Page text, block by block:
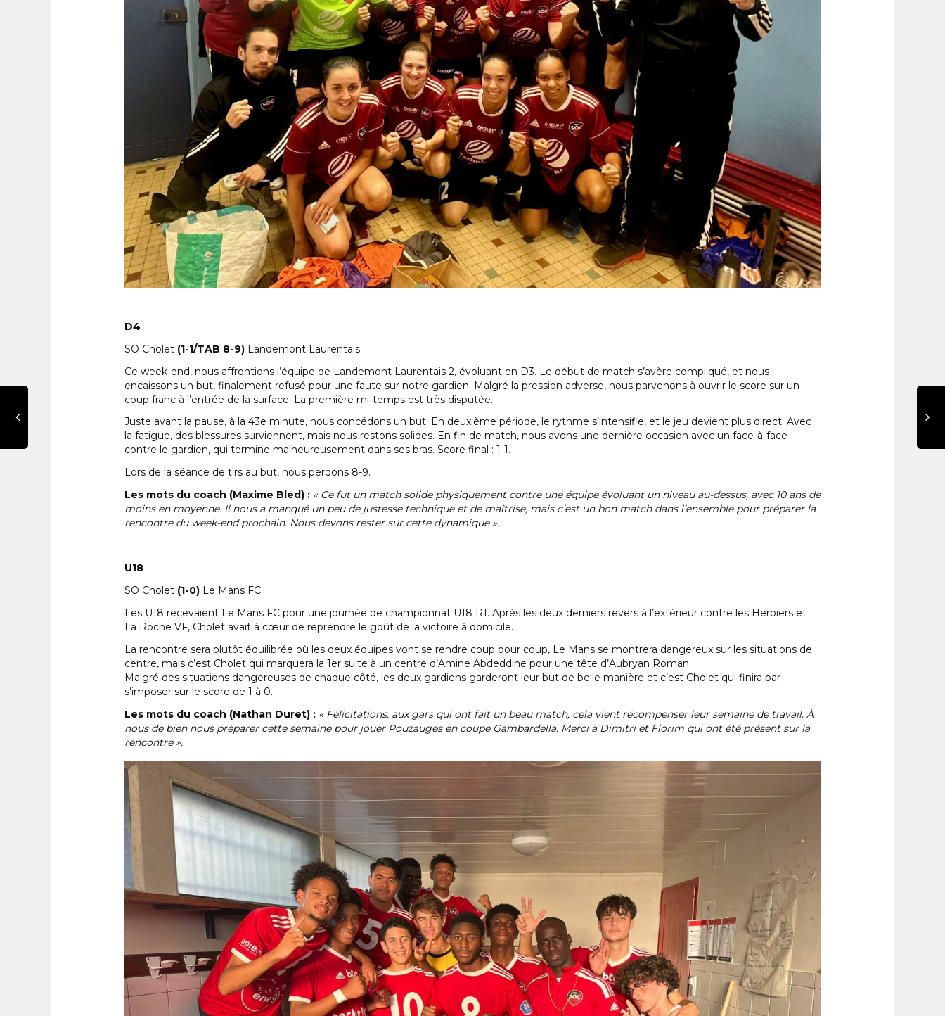
D4
SO Cholet (1-1/TAB 8-9) Landemont Laurentais
Ce week-end, nous affrontions l’équipe de Landemont Laurentais 2, évoluant en D3. Le début de match s’avère compliqué, et nous
encaissons un but, finalement refusé pour une faute sur notre gardien. Malgré la pression adverse, nous parvenons à ouvrir le score sur un
coup franc à l’entrée de la surface. La première mi-temps est très disputée.
Juste avant la pause, à la 43e minute, nous concédons un but. En deuxième période, le rythme s’intensifie, et le jeu devient plus direct. Avec
la fatigue, des blessures surviennent, mais nous restons solides. En fin de match, nous avons une dernière occasion avec un face-à-face
contre le gardien, qui termine malheureusement dans ses bras. Score final : 1-1.
Lors de la séance de tirs au but, nous perdons 8-9.
Les mots du coach (Maxime Bled) : « Ce fut un match solide physiquement contre une équipe évoluant un niveau au-dessus, avec 10 ans de
moins en moyenne. Il nous a manqué un peu de justesse technique et de maîtrise, mais c’est un bon match dans l’ensemble pour préparer la
rencontre du week-end prochain. Nous devons rester sur cette dynamique ».
U18
SO Cholet (1-0) Le Mans FC
Les U18 recevaient Le Mans FC pour une journée de championnat U18 R1. Après les deux derniers revers à l’extérieur contre les Herbiers et
La Roche VF, Cholet avait à cœur de reprendre le goût de la victoire à domicile.
La rencontre sera plutôt équilibrée où les deux équipes vont se rendre coup pour coup, Le Mans se montrera dangereux sur les situations de
centre, mais c’est Cholet qui marquera la 1er suite à un centre d’Amine Abdeddine pour une tête d’Aubryan Roman.
Malgré des situations dangereuses de chaque côté, les deux gardiens garderont leur but de belle manière et c’est Cholet qui finira par
s’imposer sur le score de 1 à 0.
Les mots du coach (Nathan Duret) : « Félicitations, aux gars qui ont fait un beau match, cela vient récompenser leur semaine de travail. À
nous de bien nous préparer cette semaine pour jouer Pouzauges en coupe Gambardella. Merci à Dimitri et Florim qui ont été présent sur la
rencontre ».